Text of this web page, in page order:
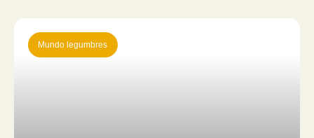
Mundo legumbres